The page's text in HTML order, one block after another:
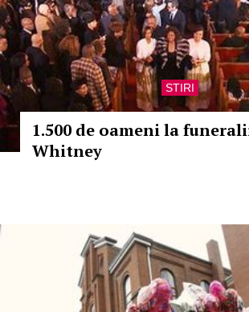
STIRI
1.500 de oameni la
Whitney